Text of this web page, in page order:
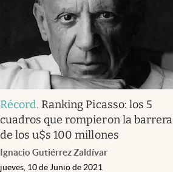
El Cronista Studio
Mediakit
abre en nueva pestaña
Récord. Ranking Picasso: los 5
cuadros que rompieron la barrera
de los u$s 100 millones
Ignacio Gutiérrez Zaldívar
jueves, 10 de Junio de 2021